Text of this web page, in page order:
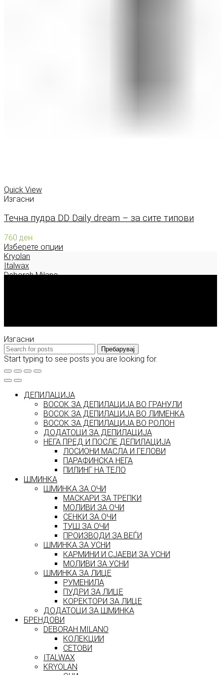
Quick View
Изгасни
Течна пудра DD Daily dream – за сите типови
760 ден
Изберете опции
Kryolan
Italwax
Deborah Milano
Изгасни
Пребарувај
Start typing to see posts you are looking for.
ДЕПИЛАЦИЈА
ВОСОК ЗА ДЕПИЛАЦИЈА ВО ГРАНУЛИ
ВОСОК ЗА ДЕПИЛАЦИЈА ВО ЛИМЕНКА
ВОСОК ЗА ДЕПИЛАЦИЈА ВО РОЛОН
ДОДАТОЦИ ЗА ДЕПИЛАЦИЈА
НЕГА ПРЕД И ПОСЛЕ ДЕПИЛАЦИЈА
ЛОСИОНИ МАСЛА И ГЕЛОВИ
ПАРАФИНСКА НЕГА
ПИЛИНГ НА ТЕЛО
ШМИНКА
ШМИНКА ЗА ОЧИ
МАСКАРИ ЗА ТРЕПКИ
МОЛИВИ ЗА ОЧИ
СЕНКИ ЗА ОЧИ
ТУШ ЗА ОЧИ
ПРОИЗВОДИ ЗА ВЕЃИ
ШМИНКА ЗА УСНИ
КАРМИНИ И СЈАЕВИ ЗА УСНИ
МОЛИВИ ЗА УСНИ
ШМИНКА ЗА ЛИЦЕ
РУМЕНИЛА
ПУДРИ ЗА ЛИЦЕ
КОРЕКТОРИ ЗА ЛИЦЕ
ДОДАТОЦИ ЗА ШМИНКА
БРЕНДОВИ
DEBORAH MILANO
КОЛЕКЦИИ
СЕТОВИ
ITALWAX
KRYOLAN